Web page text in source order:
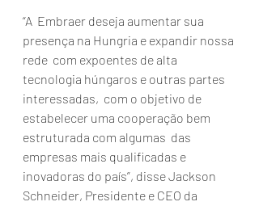
“A  Embraer deseja aumentar sua
presença na Hungria e expandir nossa
rede  com expoentes de alta
tecnologia húngaros e outras partes
interessadas,  com o objetivo de
estabelecer uma cooperação bem
estruturada com algumas  das
empresas mais qualificadas e
inovadoras do país”, disse Jackson
Schneider, Presidente e CEO da